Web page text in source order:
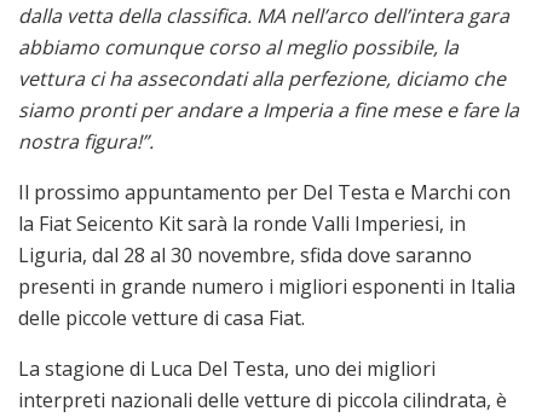
dalla vetta della classifica. MA nell’arco dell’intera gara
abbiamo comunque corso al meglio possibile, la
vettura ci ha assecondati alla perfezione, diciamo che
siamo pronti per andare a Imperia a fine mese e fare la
nostra figura!”.
Il prossimo appuntamento per Del Testa e Marchi con
la Fiat Seicento Kit sarà la ronde Valli Imperiesi, in
Liguria, dal 28 al 30 novembre, sfida dove saranno
presenti in grande numero i migliori esponenti in Italia
delle piccole vetture di casa Fiat.
La stagione di Luca Del Testa, uno dei migliori
interpreti nazionali delle vetture di piccola cilindrata, è